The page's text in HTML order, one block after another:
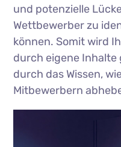
und potenzielle
Wettbewerber zu
können. Somit wird
durch eigene
durch das Wissen,
Mitbewerbern